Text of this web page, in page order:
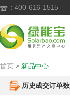
 ：400-616-1515
首页 > 新品中心
历史成交订单数